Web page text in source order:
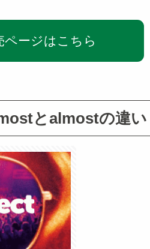
ページはこちら
とalmostの違い